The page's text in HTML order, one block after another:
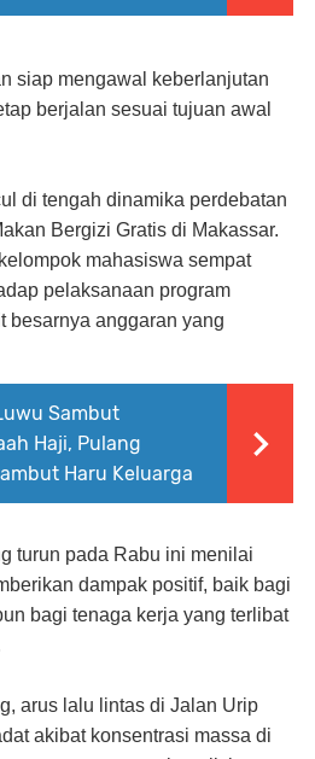
siap mengawal keberlanjutan
berjalan sesuai tujuan awal
di tengah dinamika perdebatan
Bergizi Gratis di Makassar.
mahasiswa sempat
pelaksanaan program
besarnya anggaran yang
Sambut
Haji, Pulang
Haru Keluarga
turun pada Rabu ini menilai
dampak positif, baik bagi
bagi tenaga kerja yang terlibat
arus lalu lintas di Jalan Urip
akibat konsentrasi massa di